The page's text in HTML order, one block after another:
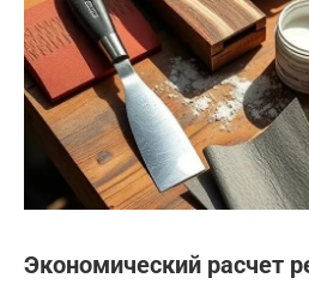
Экономический расчет